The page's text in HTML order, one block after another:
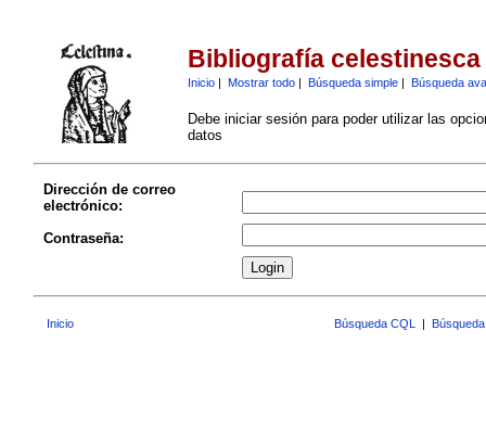
Bibliografía celestinesca
Inicio| Mostrar todo| Búsqueda simple| Búsqueda
Debe iniciar sesión para poder utilizar las
datos
Dirección de correo
electrónico:
Contraseña:
Inicio Búsqueda CQL |